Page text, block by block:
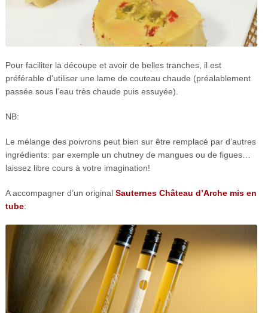
Pour faciliter la découpe et avoir de belles tranches, il est
préférable d’utiliser une lame de couteau chaude (préalablement
passée sous l’eau très chaude puis essuyée).
NB:
Le mélange des poivrons peut bien sur être remplacé par d’autres
ingrédients: par exemple un chutney de mangues ou de figues…
laissez libre cours à votre imagination!
A accompagner d’un original Sauternes Château d’Arche mis en
tube: